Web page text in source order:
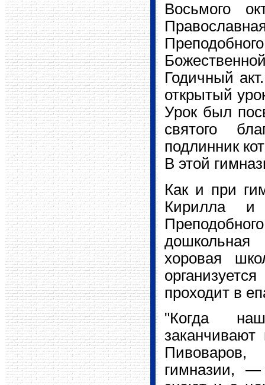
Восьмого
Годичный
открытый
Урок был
святого
подлинник
В этой
Как и при
Кирилла
дошкольная
хоровая
проходит в
"Когда
Пивоваров,
гимназии,